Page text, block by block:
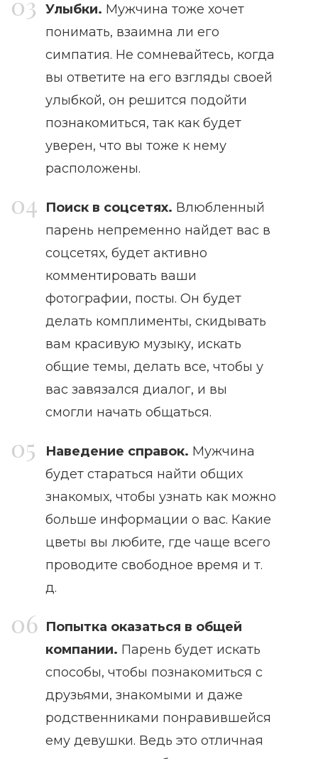
Улыбки. Мужчина тоже хочет
понимать, взаимна ли его
симпатия. Не сомневайтесь, когда
вы ответите на его взгляды своей
улыбкой, он решится подойти
познакомиться, так как будет
уверен, что вы тоже к нему
расположены.
Поиск в соцсетях. Влюбленный
парень непременно найдет вас в
соцсетях, будет активно
комментировать ваши
фотографии, посты. Он будет
делать комплименты, скидывать
вам красивую музыку, искать
общие темы, делать все, чтобы у
вас завязался диалог, и вы
смогли начать общаться.
Наведение справок. Мужчина
будет стараться найти общих
знакомых, чтобы узнать как можно
больше информации о вас. Какие
цветы вы любите, где чаще всего
проводите свободное время и т.
д.
Попытка оказаться в общей
компании. Парень будет искать
способы, чтобы познакомиться с
друзьями, знакомыми и даже
родственниками понравившейся
ему девушки. Ведь это отличная